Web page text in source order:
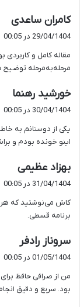
کامران ساعدی
ف
:
29/04/1404 در 00:05
مقاله کامل و
مرحله‌به‌مرحله توضیح
خورشید رهنما
ف
:
30/04/1404 در 00:05
یکی از دوستانم به
اینو خونده بودم و
بهزاد عظیمی
ف
:
31/04/1404 در 00:05
کاش می‌نوشتید که هر
برنامه قسطی.
سروناز رادفر
ف
:
01/05/1404 در 00:05
من از صرافی حافظ
بود. سریع و دقیق